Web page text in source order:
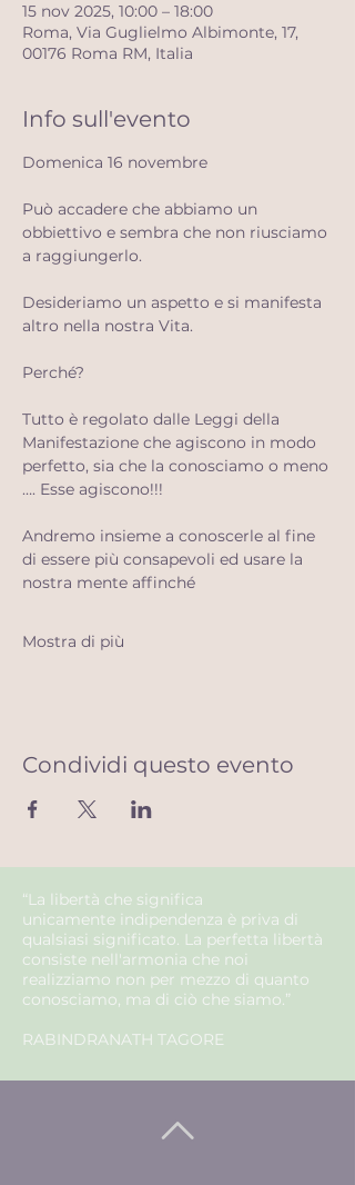
15 nov 2025, 10:00 – 18:00
Roma, Via Guglielmo Albimonte, 17,
00176 Roma RM, Italia
Info sull'evento
Domenica 16 novembre
Può accadere che abbiamo un
obbiettivo e sembra che non riusciamo
a raggiungerlo.
Desideriamo un aspetto e si manifesta
altro nella nostra Vita.
Perché?
Tutto è regolato dalle Leggi della
Manifestazione che agiscono in modo
perfetto, sia che la conosciamo o meno
…. Esse agiscono!!!
Andremo insieme a conoscerle al fine
di essere più consapevoli ed usare la
nostra mente affinché
Mostra di più
Condividi questo evento
“La libertà che significa
unicamente indipendenza è priva di
qualsiasi significato. La perfetta libertà
consiste nell'armonia che noi
realizziamo non per mezzo di quanto
conosciamo, ma di ciò che siamo.”
RABINDRANATH TAGORE